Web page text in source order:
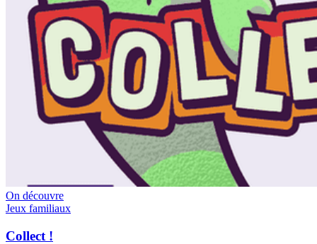
On découvre
Jeux familiaux
Collect !